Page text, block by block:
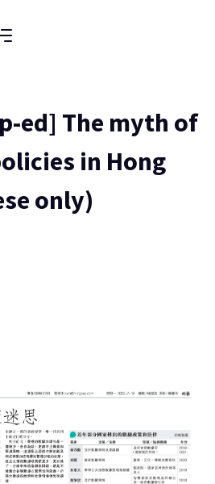
ed] The myth of
in Hong
only)